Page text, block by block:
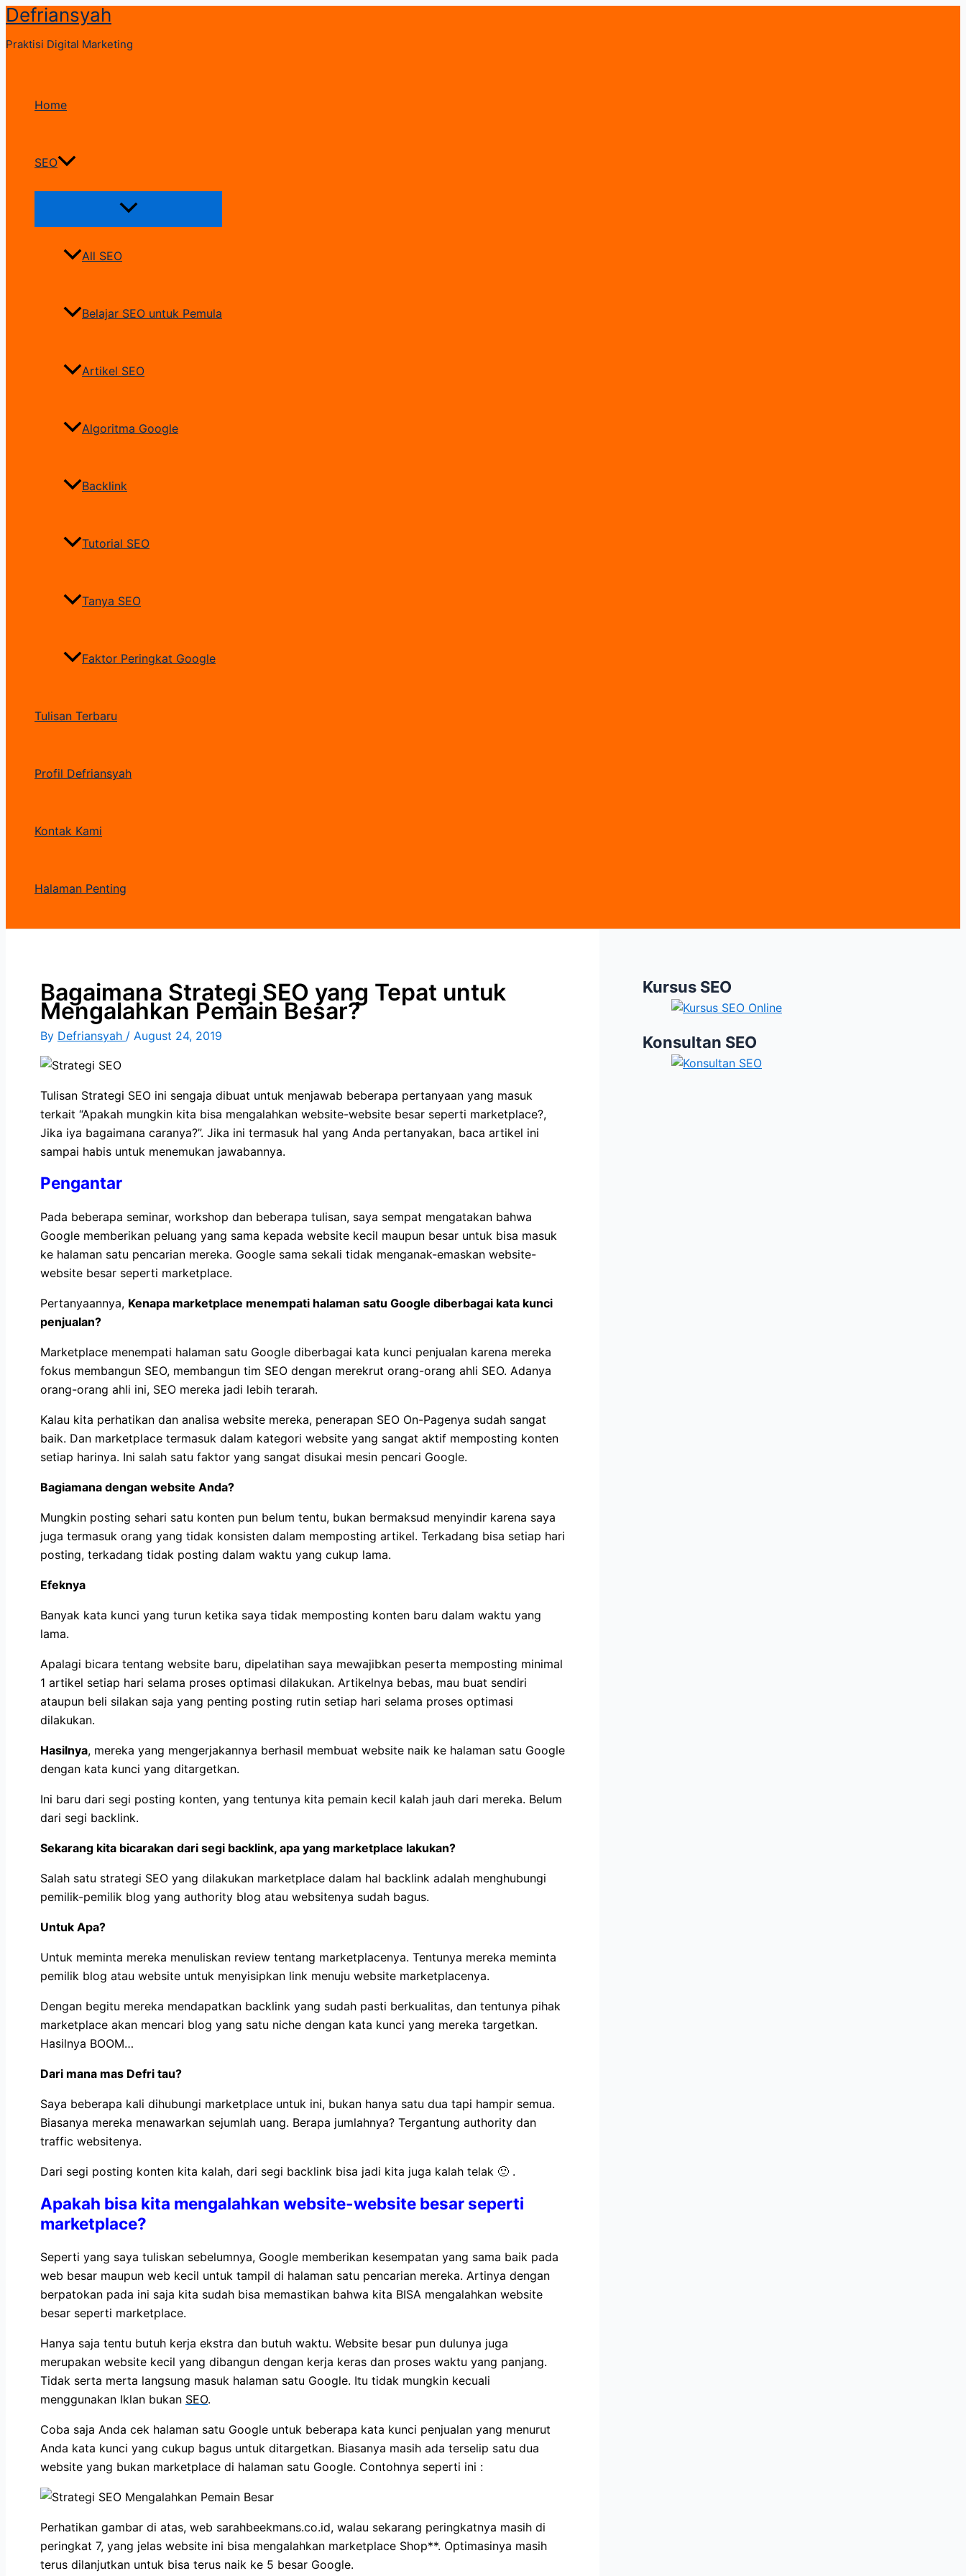
Skip
content
Defriansyah
Praktisi Digital Marketing
Home
SEO
Menu
All SEO
Belajar SEO untuk Pemula
Artikel SEO
Algoritma Google
Backlink
Tutorial SEO
Tanya SEO
Faktor Peringkat Google
Tulisan Terbaru
Profil Defriansyah
Kontak Kami
Halaman Penting
Bagaimana Strategi SEO yang Tepat untuk
Mengalahkan Pemain Besar?
By Defriansyah / August 24, 2019
Tulisan Strategi SEO ini sengaja dibuat untuk menjawab beberapa pertanyaan yang masuk
terkait “Apakah mungkin kita bisa mengalahkan website-website besar seperti marketplace?,
Jika iya bagaimana caranya?”. Jika ini termasuk hal yang Anda pertanyakan, baca artikel ini
sampai habis untuk menemukan jawabannya.
Pengantar
Pada beberapa seminar, workshop dan beberapa tulisan, saya sempat mengatakan bahwa
Google memberikan peluang yang sama kepada website kecil maupun besar untuk bisa masuk
ke halaman satu pencarian mereka. Google sama sekali tidak menganak-emaskan website-
website besar seperti marketplace.
Pertanyaannya, Kenapa marketplace menempati halaman satu Google diberbagai kata kunci
penjualan?
Marketplace menempati halaman satu Google diberbagai kata kunci penjualan karena mereka
fokus membangun SEO, membangun tim SEO dengan merekrut orang-orang ahli SEO. Adanya
orang-orang ahli ini, SEO mereka jadi lebih terarah.
Kalau kita perhatikan dan analisa website mereka, penerapan SEO On-Pagenya sudah sangat
baik. Dan marketplace termasuk dalam kategori website yang sangat aktif memposting konten
setiap harinya. Ini salah satu faktor yang sangat disukai mesin pencari Google.
Bagiamana dengan website Anda?
Mungkin posting sehari satu konten pun belum tentu, bukan bermaksud menyindir karena saya
juga termasuk orang yang tidak konsisten dalam memposting artikel. Terkadang bisa setiap hari
posting, terkadang tidak posting dalam waktu yang cukup lama.
Efeknya
Banyak kata kunci yang turun ketika saya tidak memposting konten baru dalam waktu yang
lama.
Apalagi bicara tentang website baru, dipelatihan saya mewajibkan peserta memposting minimal
1 artikel setiap hari selama proses optimasi dilakukan. Artikelnya bebas, mau buat sendiri
ataupun beli silakan saja yang penting posting rutin setiap hari selama proses optimasi
dilakukan.
Hasilnya, mereka yang mengerjakannya berhasil membuat website naik ke halaman satu Google
dengan kata kunci yang ditargetkan.
Ini baru dari segi posting konten, yang tentunya kita pemain kecil kalah jauh dari mereka. Belum
dari segi backlink.
Sekarang kita bicarakan dari segi backlink, apa yang marketplace lakukan?
Salah satu strategi SEO yang dilakukan marketplace dalam hal backlink adalah menghubungi
pemilik-pemilik blog yang authority blog atau websitenya sudah bagus.
Untuk Apa?
Untuk meminta mereka menuliskan review tentang marketplacenya. Tentunya mereka meminta
pemilik blog atau website untuk menyisipkan link menuju website marketplacenya.
Dengan begitu mereka mendapatkan backlink yang sudah pasti berkualitas, dan tentunya pihak
marketplace akan mencari blog yang satu niche dengan kata kunci yang mereka targetkan.
Hasilnya BOOM…
Dari mana mas Defri tau?
Saya beberapa kali dihubungi marketplace untuk ini, bukan hanya satu dua tapi hampir semua.
Biasanya mereka menawarkan sejumlah uang. Berapa jumlahnya? Tergantung authority dan
traffic websitenya.
Dari segi posting konten kita kalah, dari segi backlink bisa jadi kita juga kalah telak 🙂 .
Apakah bisa kita mengalahkan website-website besar seperti
marketplace?
Seperti yang saya tuliskan sebelumnya, Google memberikan kesempatan yang sama baik pada
web besar maupun web kecil untuk tampil di halaman satu pencarian mereka. Artinya dengan
berpatokan pada ini saja kita sudah bisa memastikan bahwa kita BISA mengalahkan website
besar seperti marketplace.
Hanya saja tentu butuh kerja ekstra dan butuh waktu. Website besar pun dulunya juga
merupakan website kecil yang dibangun dengan kerja keras dan proses waktu yang panjang.
Tidak serta merta langsung masuk halaman satu Google. Itu tidak mungkin kecuali
menggunakan Iklan bukan SEO.
Coba saja Anda cek halaman satu Google untuk beberapa kata kunci penjualan yang menurut
Anda kata kunci yang cukup bagus untuk ditargetkan. Biasanya masih ada terselip satu dua
website yang bukan marketplace di halaman satu Google. Contohnya seperti ini :
Perhatikan gambar di atas, web sarahbeekmans.co.id, walau sekarang peringkatnya masih di
peringkat 7, yang jelas website ini bisa mengalahkan marketplace Shop**. Optimasinya masih
terus dilanjutkan untuk bisa terus naik ke 5 besar Google.
Kursus SEO
Konsultan SEO